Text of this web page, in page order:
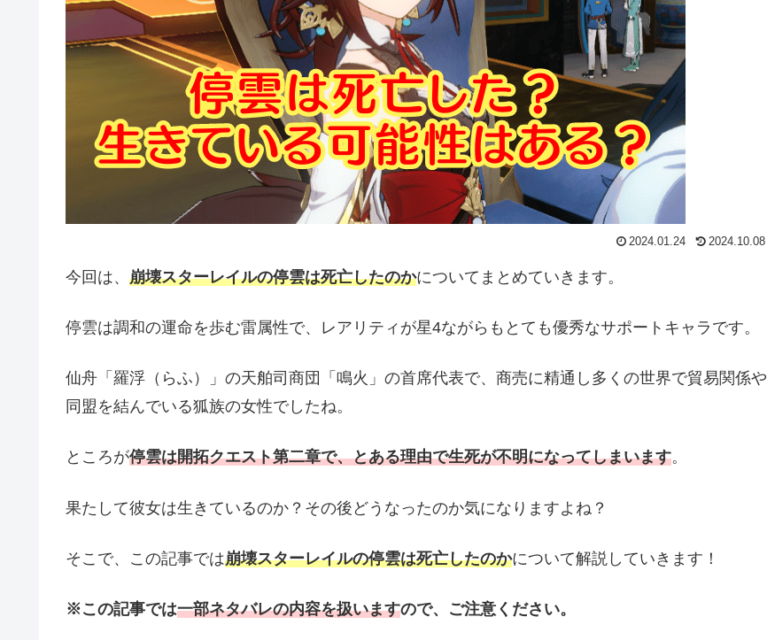
2024.01.24 2024.10.08
今回は、 崩壊スターレイルの停雲は死亡したのかについてまとめていきます。
停雲は調和の運命を歩む雷属性で、レアリティが星4ながらもとても優秀なサポートキャラです。
仙舟「羅浮（らふ）」の天舶司商団「鳴火」の首席代表で、商売に精通し多くの世界で貿易関係や
同盟を結んでいる狐族の女性でしたね。
ところが停雲は開拓クエスト第二章で、とある理由で生死が不明になってしまいます。
果たして彼女は生きているのか？その後どうなったのか気になりますよね？
そこで、この記事では崩壊スターレイルの停雲は死亡したのかについて解説していきます！
※この記事では一部ネタバレの内容を扱いますので、ご注意ください。